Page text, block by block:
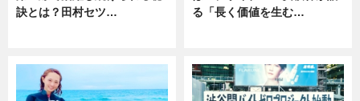
訣とは？田村セツ…
る「長く価値を生む…